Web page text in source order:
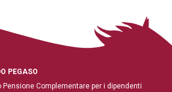
PEGASO
Pensione Complementare per i dipendenti